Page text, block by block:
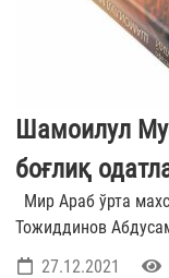
Шамоилул
боғлиқ
Мир Араб ўрта
Тожиддинов
27.12.2021